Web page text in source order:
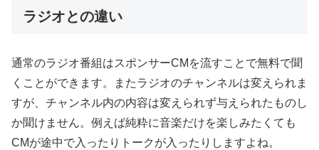
ラジオとの違い
通常のラジオ番組はスポンサーCMを流すことで無料で聞
くことができます。またラジオのチャンネルは変えられま
すが、チャンネル内の内容は変えられず与えられたものし
か聞けません。例えば純粋に音楽だけを楽しみたくても
CMが途中で入ったりトークが入ったりしますよね。